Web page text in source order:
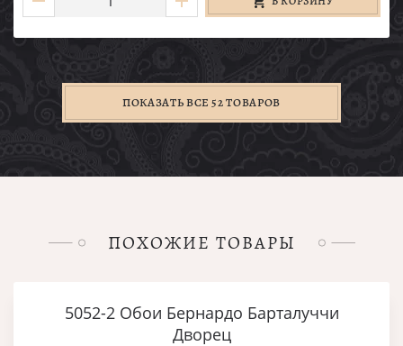
ПОКАЗАТЬ ВСЕ 52 ТОВАРОВ
ПОХОЖИЕ ТОВАРЫ
5052-2 Обои Бернардо Барталуччи
Дворец